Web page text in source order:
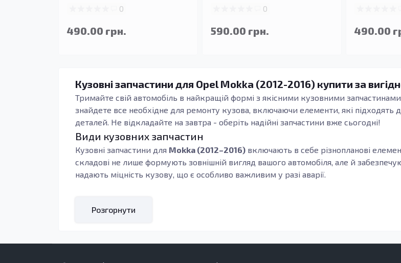
0
490.00 грн.
0
590.00 грн. 490.00
Кузовні запчастини для Opel Mokka (2012-2016) купити за
Тримайте свій автомобіль в найкращій формі з якісними кузовними запчастинами
знайдете все необхідне для ремонту кузова, включаючи елементи, які підходять
деталей. Не відкладайте на завтра - оберіть надійні запчастини вже сьогодні!
Види кузовних запчастин
Кузовні запчастини для Mokka (2012–2016) включають в себе різнопланові
складові не лише формують зовнішній вигляд вашого автомобіля, але й
надають міцність кузову, що є особливо важливим у разі аварії.
сталі, що забезпечує їм високу стійкість до корозії та зносостійкість. Це
Кому підходять ці запчастини
Розгорнути